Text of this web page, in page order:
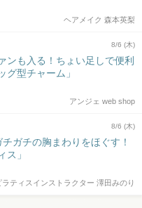
ヘアメイク 森本英梨
8/6 (木)
ンも入る！ちょい足しで便利
グ型チャーム」
アンジェ web shop
8/6 (木)
チガチの胸まわりをほぐす！
ス」
ラティスインストラクター 澤田みのり